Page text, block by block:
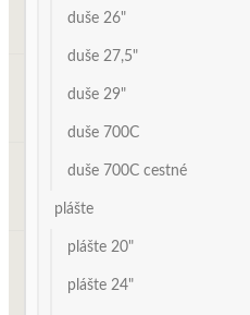
duše 26"
duše 27,5"
duše 29"
duše 700C
duše 700C cestné
plášte
plášte 20"
plášte 24"